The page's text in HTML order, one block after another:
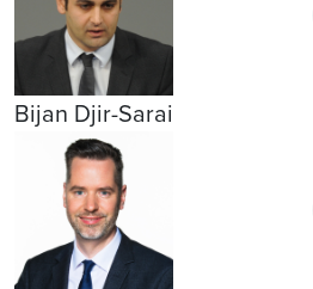
Bijan Djir-Sarai